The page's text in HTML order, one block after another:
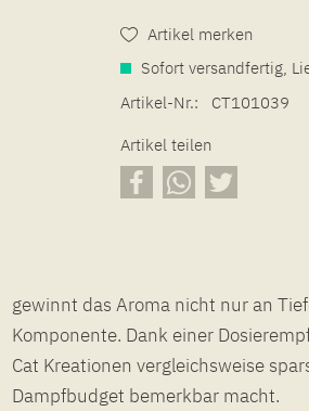
Artikel merken
Sofort versandfertig,
Artikel-Nr.:
CT101039
Artikel teilen
Dampfbudget bemerkbar macht.